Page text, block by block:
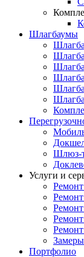
Шлагбаумы
Шлюз-
Услуги и
Портфолио